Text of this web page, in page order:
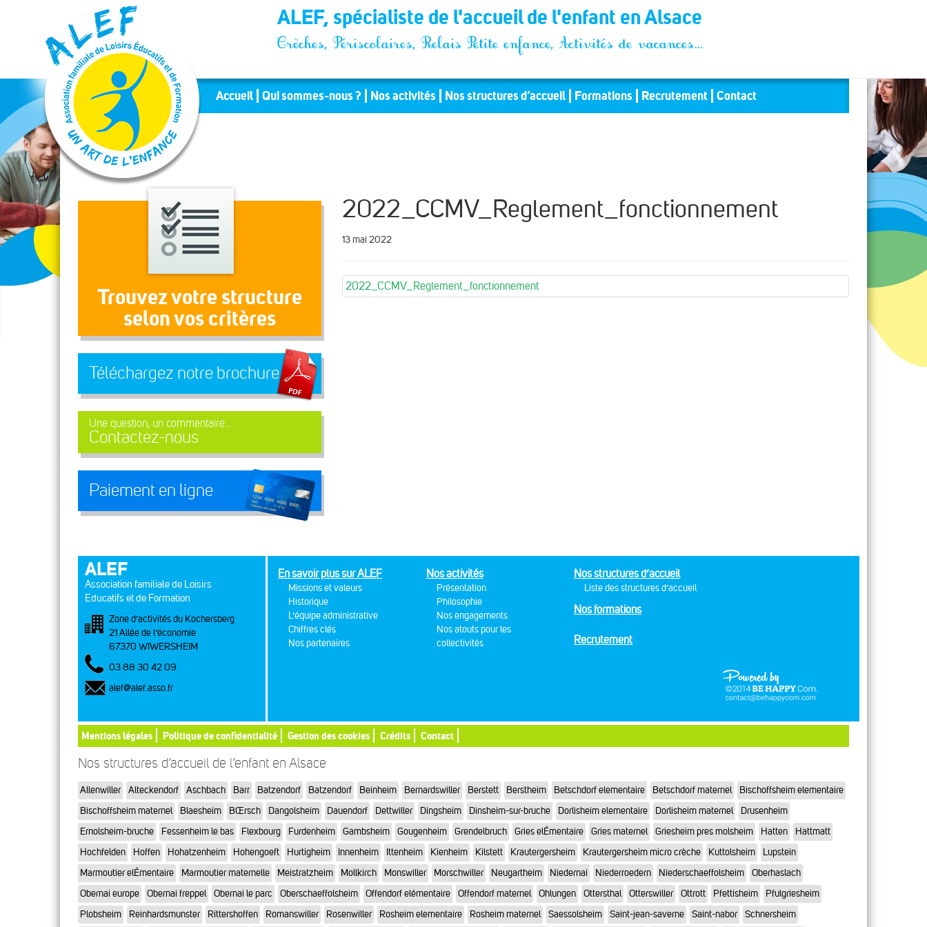
Panneau de gestion des cookies ALEF, spécialiste de l'accueil de l'enfant en Alsace
Crèches, Périscolaires, Relais Petite enfance, Activités de vacances…
Accueil Qui sommes-nous ? Nos activités Nos structures d’accueil Formations Recrutement Contact
Trouvez votre structure
selon vos critères
Téléchargez notre brochure
Une question, un commentaire...
Contactez-nous
Paiement en ligne
2022_CCMV_Reglement_fonctionnement
13 mai 2022
2022_CCMV_Reglement_fonctionnement
ALEF
Association familiale de Loisirs
Educatifs et de Formation
Zone d’activités du Kochersberg
21 Allée de l’économie
67370 WIWERSHEIM
03 88 30 42 09
alef@alef.asso.fr
En savoir plus sur ALEF
Missions et valeurs
Historique
L'équipe administrative
Chiffres clés
Nos partenaires
Nos activités
Présentation
Philosophie
Nos engagements
Nos atouts pour les
collectivités
Nos structures d’accueil
Liste des structures d’accueil
Nos formations
Recrutement
Mentions légales Politique de confidentialité Gestion des cookies Crédits Contact
Nos structures d’accueil de l’enfant en Alsace
Allenwiller Alteckendorf Aschbach Barr Batzendorf Batzendorf Beinheim Bernardswiller Berstett Berstheim Betschdorf elementaire Betschdorf maternel
Bischoffsheim elementaire
Bischoffsheim maternel
Blaesheim BŒrsch Dangolsheim Dauendorf Dettwiller Dingsheim Dinsheim-sur-bruche Dorlisheim elementaire Dorlisheim maternel
Drusenheim
Ernolsheim-bruche
Fessenheim le bas Flexbourg Furdenheim Gambsheim Gougenheim Grendelbruch Gries elÉmentaire Gries maternel Griesheim pres molsheim Hatten
Hattmatt
Hochfelden
Hoffen Hohatzenheim Hohengoeft Hurtigheim Innenheim Ittenheim Kienheim Kilstett Krautergersheim Krautergersheim micro crèche Kuttolsheim
Lupstein
Marmoutier elÉmentaire
Marmoutier maternelle Meistratzheim Mollkirch Monswiller Morschwiller Neugartheim Niedernai Niederroedern Niederschaeffolsheim
Oberhaslach
Obernai europe
Obernai freppel Obernai le parc Oberschaeffolsheim Offendorf elémentaire Offendorf maternel Ohlungen Ottersthal Otterswiller Ottrott Pfettisheim
Pfulgriesheim
Plobsheim
Reinhardsmunster Rittershoffen Romanswiller Rosenwiller Rosheim elementaire Rosheim maternel Saessolsheim Saint-jean-saverne Saint-nabor Schnersheim